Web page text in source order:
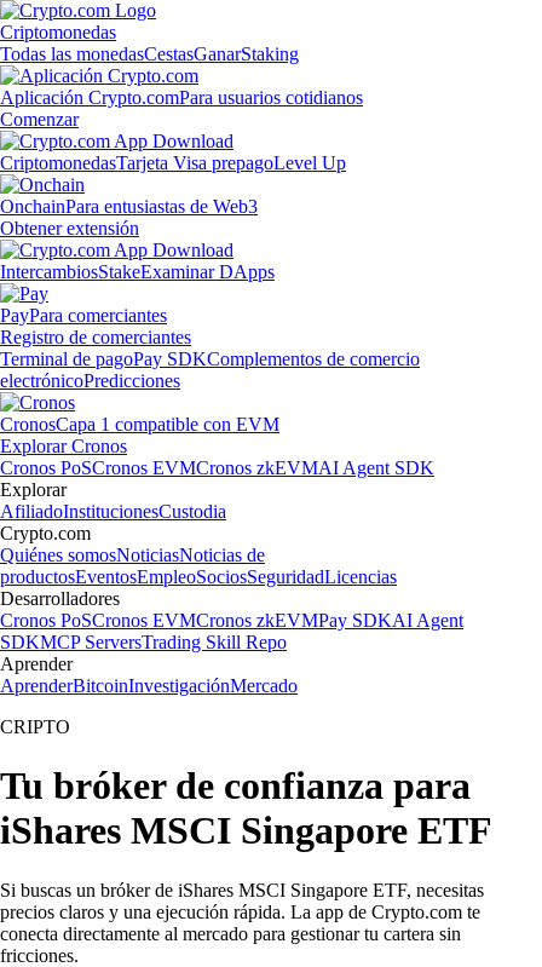
Criptomonedas
Todas las monedasCestasGanarStaking
Aplicación Crypto.comPara usuarios cotidianos
Comenzar
CriptomonedasTarjeta Visa prepagoLevel Up
OnchainPara entusiastas de Web3
Obtener extensión
IntercambiosStakeExaminar DApps
PayPara comerciantes
Registro de comerciantes
Terminal de pagoPay SDKComplementos de comercio
electrónicoPredicciones
CronosCapa 1 compatible con EVM
Explorar Cronos
Cronos PoSCronos EVMCronos zkEVMAI Agent SDK
Explorar
AfiliadoInstitucionesCustodia
Crypto.com
Quiénes somosNoticiasNoticias de
productosEventosEmpleoSociosSeguridadLicencias
Desarrolladores
Cronos PoSCronos EVMCronos zkEVMPay SDKAI Agent
SDKMCP ServersTrading Skill Repo
Aprender
AprenderBitcoinInvestigaciónMercado
CRIPTO
Tu bróker de confianza para
iShares MSCI Singapore ETF
Si buscas un bróker de iShares MSCI Singapore ETF, necesitas
precios claros y una ejecución rápida. La app de Crypto.com te
conecta directamente al mercado para gestionar tu cartera sin
fricciones.